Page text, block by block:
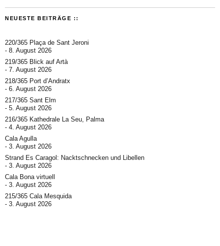
NEUESTE BEITRÄGE ::
220/365 Plaça de Sant Jeroni
8. August 2026
219/365 Blick auf Artà
7. August 2026
218/365 Port d’Andratx
6. August 2026
217/365 Sant Elm
5. August 2026
216/365 Kathedrale La Seu, Palma
4. August 2026
Cala Agulla
3. August 2026
Strand Es Caragol: Nacktschnecken und Libellen
3. August 2026
Cala Bona virtuell
3. August 2026
215/365 Cala Mesquida
3. August 2026